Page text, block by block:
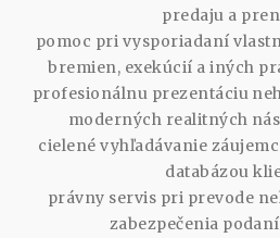
predaju a
pomoc pri vysporiadaní
bremien, exekúcií a iných
profesionálnu prezentáciu
moderných realitných
cielené vyhľadávanie
databázou
právny servis pri prevode
zabezpečenia